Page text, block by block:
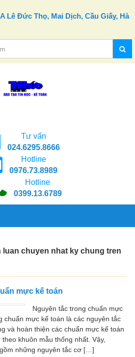
Lê Đức Thọ, Mai Dịch, Cầu Giấy, Hà
Tư vấn
024.6295.8666
Hotline
0976.73.8989
Hotline
0399.13.6789
chuyen nhat ky chung tren
mực kế toán
Nguyên tắc trong chuẩn mực
chuẩn mực kế toán là các nguyên tắc
và hoàn thiện các chuẩn mực kế toán
khuôn mẫu thống nhất. Vậy,
những nguyên tắc cơ […]